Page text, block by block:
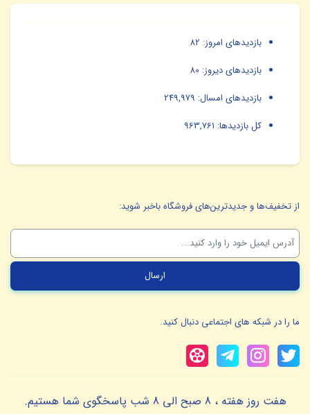
بازدیدهای امروز: 82
بازدیدهای دیروز: 80
بازدیدهای امسال: 249,979
کل بازدیدها: 963,761
از تخفیف‌ها و جدیدترین‌های فروشگاه باخبر شوید:
ما را در شبکه های اجتماعی دنبال کنید.
هفت روز هفته ، 8 صبح الی 8 شب پاسخگوی شما هستیم.